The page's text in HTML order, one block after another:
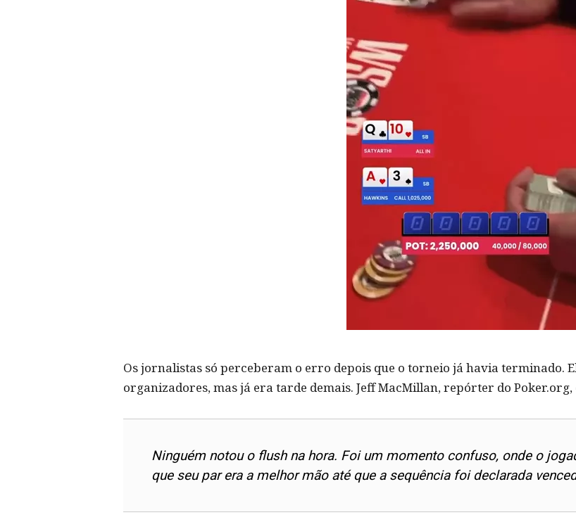
Os jornalistas só perceberam o erro depois que o torneio já havia terminado.
organizadores, mas já era tarde demais. Jeff MacMillan, repórter do Poker.org,
Ninguém notou o flush na hora. Foi um momento confuso, onde o
que seu par era a melhor mão até que a sequência foi declarada